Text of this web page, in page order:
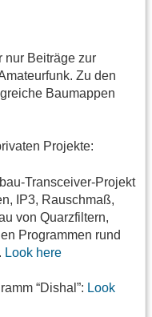
nur Beiträge zur
Zu den
Baumappen
Projekte:
Transceiver-Projekt
IP3, Rauschmaß,
von Quarzfiltern,
Programmen rund
Look here
“Dishal”: Look